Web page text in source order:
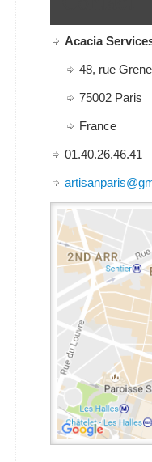
Acacia
48, rue
75002 Paris
France
01.40.26.46.41